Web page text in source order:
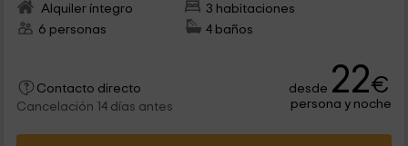
Alquiler íntegro
3 habitaciones
6 personas
4 baños
Contacto directo
Cancelación 14 días antes
desde 22€
persona y noche